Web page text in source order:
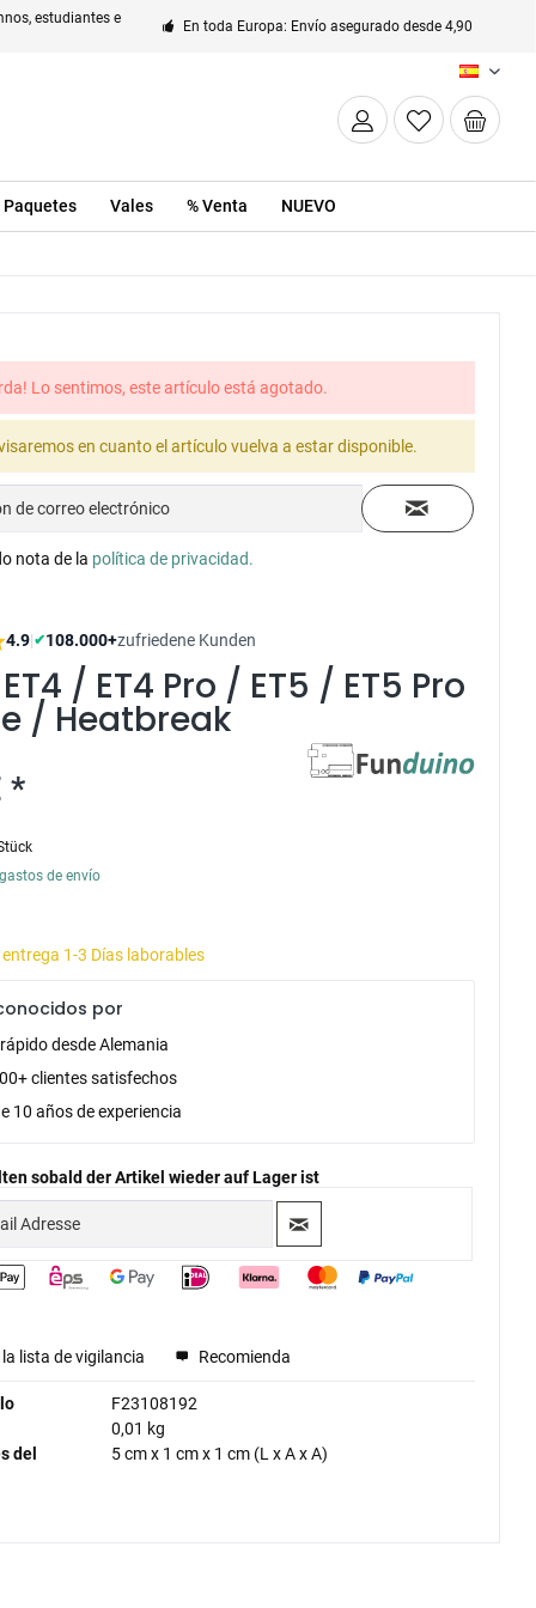
estudiantes e En toda Europa: Envío asegurado desde 4,90
ES
Paquetes Vales % Venta NUEVO
Lo sentimos, este artículo está agotado.
en cuanto el artículo vuelva a estar disponible.
nota de la política de privacidad.
4.9|✔108.000+zufriedene Kunden
/ ET4 Pro / ET5 / ET5 Pro
/ Heatbreak
*
de envío
1-3 Días laborables
por
desde Alemania
clientes satisfechos
10 años de experiencia
sobald der Artikel wieder auf Lager ist
lista de vigilancia Recomienda
F23108192
0,01 kg
del
5 cmx 1 cmx 1 cm (L x A x A)